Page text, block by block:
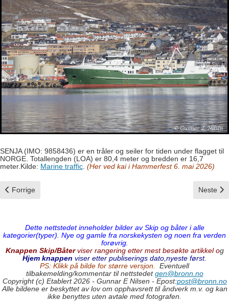
SENJA (IMO: 9858436) er en tråler og seiler for tiden under flagget til
NORGE. Totallengden (LOA) er 80,4 meter og bredden er 16,7
meter.Kilde: Marine traffic (Her ved kai i Hammerfest 6. mai 2026)
Forrige artikkel: Senior og Kvannøy
Forrige Neste
Neste
Dette nettstedet inneholder bilder av Skip og båter i alle
kategorier(typer). Nye og gamle fra norskekysten og noen fra verden
forøvrig.
Knappen Skip/Båterviser rangering etter mest besøkte artikkel og
Hjem knappen viser etter publiserings dato,nyeste først.
PS: Klikk på bilde for større versjon.
Eventuell
tilbakemelding/kommentar til nettstedetgen@bronn.no
Copyright (c) Etablert 2026 - Gunnar E Nilsen - Epost:post@bronn.no
Alle bildene er beskyttet av lov om opphavsrett til åndverk m.v. og kan
ikke benyttes uten avtale med fotografen.